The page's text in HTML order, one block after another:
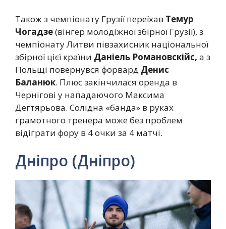
Також з чемпіонату Грузії переїхав Темур
Чогадзе(вінгер молодіжної збірної Грузії), з
чемпіонату Литви півзахисник національної
збірної цієї країни Даніель Романовскійс, а з
Польщі повернувся форвард Денис
Баланюк. Плюс закінчилася оренда в
Чернігові у нападаючого Максима
Дегтярьова. Солідна «банда» в руках
грамотного тренера може без проблем
відіграти фору в 4 очки за 4 матчі.
Дніпро (Дніпро)